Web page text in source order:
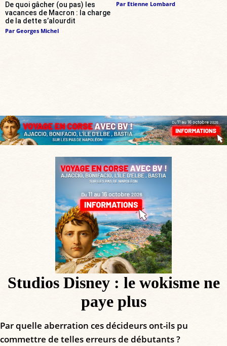
De quoi gâcher (ou pas) les
vacances de Macron : la charge
de la dette s’alourdit
Par Georges Michel
Par Etienne Lombard
Studios Disney : le wokisme ne
paye plus
Par quelle aberration ces décideurs ont-ils pu
commettre de telles erreurs de débutants ?